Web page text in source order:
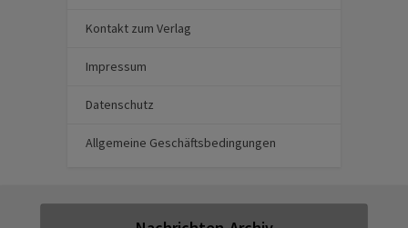
Kontakt zum Verlag
Impressum
Datenschutz
Allgemeine Geschäftsbedingungen